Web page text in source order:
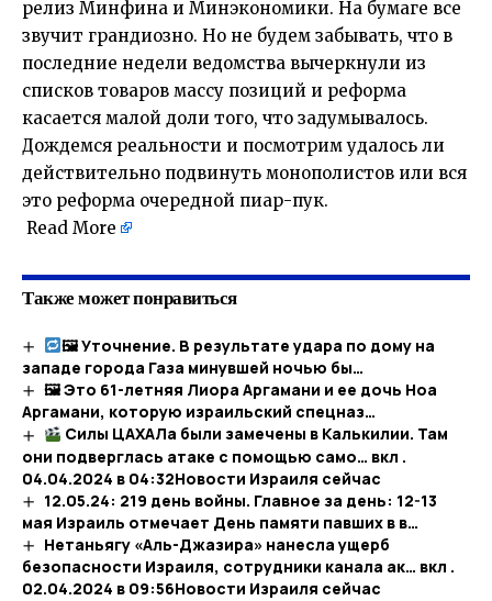
релиз Минфина и Минэкономики. На бумаге все
звучит грандиозно. Но не будем забывать, что в
последние недели ведомства вычеркнули из
списков товаров массу позиций и реформа
касается малой доли того, что задумывалось.
Дождемся реальности и посмотрим удалось ли
действительно подвинуть монополистов или вся
это реформа очередной пиар-пук.
Read More
Также может понравиться
🖼 Уточнение. В результате удара по дому на
западе города Газа минувшей ночью бы…
🖼 Это 61-летняя Лиора Аргамани и ее дочь Ноа
Аргамани, которую израильский спецназ…
Силы ЦАХАЛа были замечены в Калькилии. Там
они подверглась атаке с помощью само… вкл .
04.04.2024 в 04:32​Новости Израиля сейчас
12.05.24: 219 день войны. Главное за день: 12-13
мая Израиль отмечает День памяти павших в в…
Нетаньягу «Аль-Джазира» нанесла ущерб
безопасности Израиля, сотрудники канала ак… вкл .
02.04.2024 в 09:56​Новости Израиля сейчас